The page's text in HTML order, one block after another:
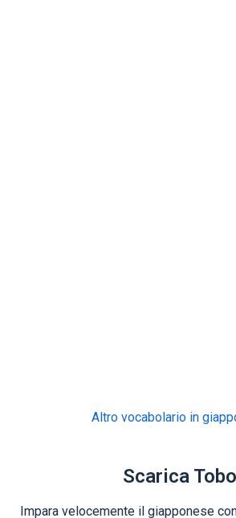
Altro vocabolario in
Scarica Tobo
Impara velocemente il giapponese